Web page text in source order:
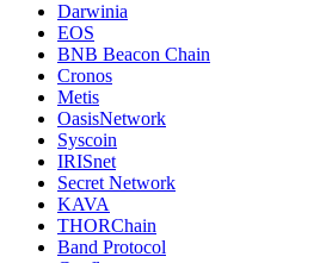
Darwinia
EOS
BNB Beacon Chain
Cronos
Metis
OasisNetwork
Syscoin
IRISnet
Secret Network
KAVA
THORChain
Band Protocol